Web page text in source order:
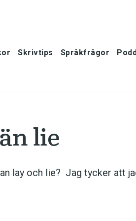
Skrivtips Språkfrågor
lie
lay och lie? Jag tycker att